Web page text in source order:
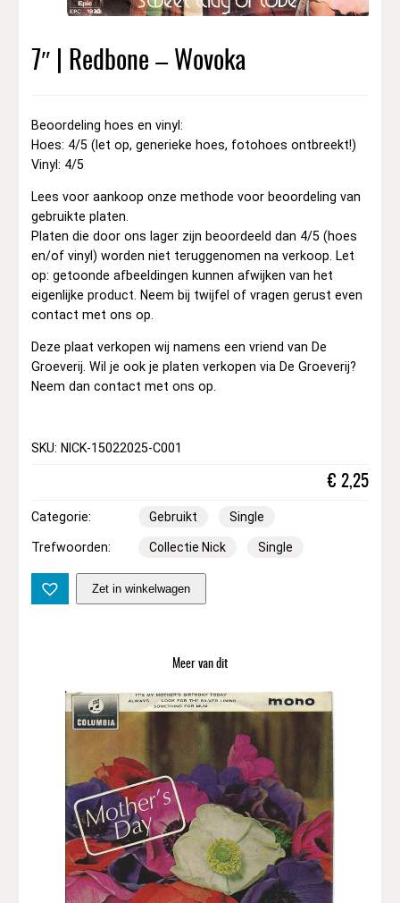
7″ | Redbone – Wovoka
Beoordeling hoes en vinyl:
Hoes: 4/5 (let op, generieke hoes, fotohoes ontbreekt!)
Vinyl: 4/5
Lees voor aankoop onze methode voor beoordeling van
gebruikte platen.
Platen die door ons lager zijn beoordeeld dan 4/5 (hoes
en/of vinyl) worden niet teruggenomen na verkoop. Let
op: getoonde afbeeldingen kunnen afwijken van het
eigenlijke product. Neem bij twijfel of vragen gerust even
contact met ons op.
Deze plaat verkopen wij namens een vriend van De
Groeverij. Wil je ook je platen verkopen via De Groeverij?
Neem dan contact met ons op.
SKU: NICK-15022025-C001
€ 2,25
Categorie: Gebruikt Single
Trefwoorden: Collectie Nick Single
"
e
b
o
n
W
o
v
o
k
a
Zet in winkelwagen
Meer van dit